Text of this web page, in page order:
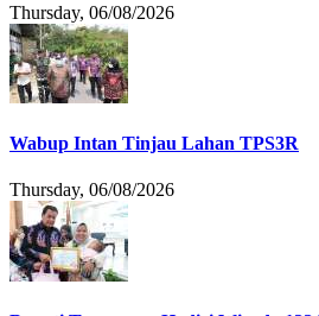
Thursday, 06/08/2026
Wabup Intan Tinjau Lahan TPS3R
Thursday, 06/08/2026